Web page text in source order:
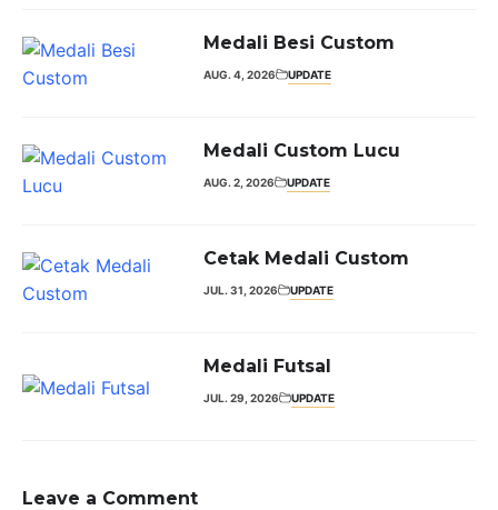
k
Medali Besi Custom
AUG. 4, 2026 UPDATE
Medali Custom Lucu
AUG. 2, 2026 UPDATE
Cetak Medali Custom
JUL. 31, 2026 UPDATE
Medali Futsal
JUL. 29, 2026 UPDATE
Leave a Comment